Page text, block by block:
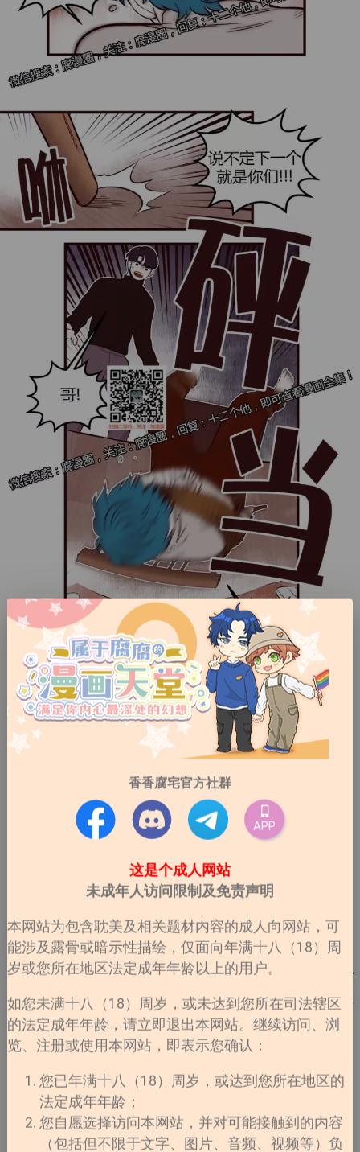
香香腐宅官方社群
APP
这是个成人网站
未成年人访问限制及免责声明
本网站为包含耽美及相关题材内容的成人向网站，可
能涉及露骨或暗示性描绘，仅面向年满十八（18）周
岁或您所在地区法定成年年龄以上的用户。
如您未满十八（18）周岁，或未达到您所在司法辖区
的法定成年年龄，请立即退出本网站。继续访问、浏
览、注册或使用本网站，即表示您确认：
您已年满十八（18）周岁，或达到您所在地区的
法定成年年龄；
您自愿选择访问本网站，并对可能接触到的内容
（包括但不限于文字、图片、音频、视频等）负